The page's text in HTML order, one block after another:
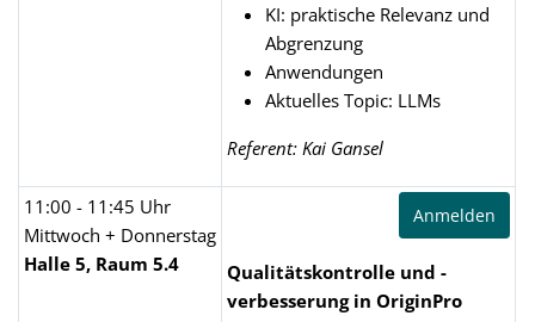
KI: praktische Relevanz und
Abgrenzung
Anwendungen
Aktuelles Topic: LLMs
Referent: Kai Gansel
11:00 - 11:45 Uhr
Mittwoch + Donnerstag
Halle 5, Raum 5.4
Anmelden
Qualitätskontrolle und -
verbesserung in OriginPro